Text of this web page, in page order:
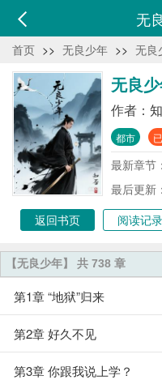
无
首页 >> 无良少年 >> 无良
无良
作者：
都市
最新章节：
最后更新
返回书页
阅读记录
【无良少年】 共 738 章
第1章 “地狱”归来
第2章 好久不见
第3章 你跟我说上学？